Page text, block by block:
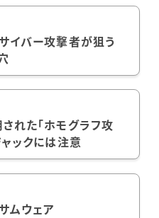
イバー攻撃者が狙う
れた「ホモグラフ攻
ックには注意
ムウェア